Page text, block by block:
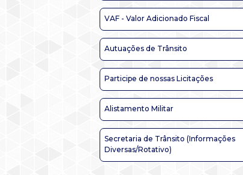
VAF - Valor Adicionado Fiscal
Autuações de Trânsito
Participe de nossas Licitações
Alistamento Militar
Secretaria de Trânsito (Informações
Diversas/Rotativo)